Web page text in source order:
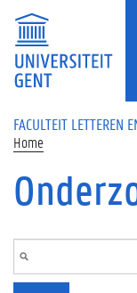
Overslaan en naar de
FACULTEIT LETTEREN
Home